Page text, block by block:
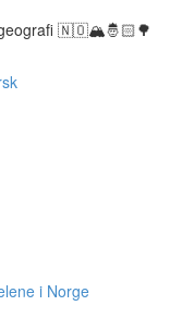
geografi 🇳🇴🏔🤴🏻🌳
i Norge